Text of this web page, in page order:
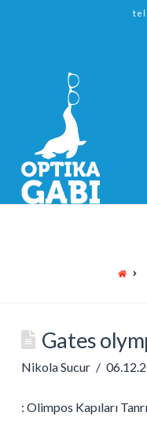
Gates
Nikola Sucur
: Olimpos Kapıları